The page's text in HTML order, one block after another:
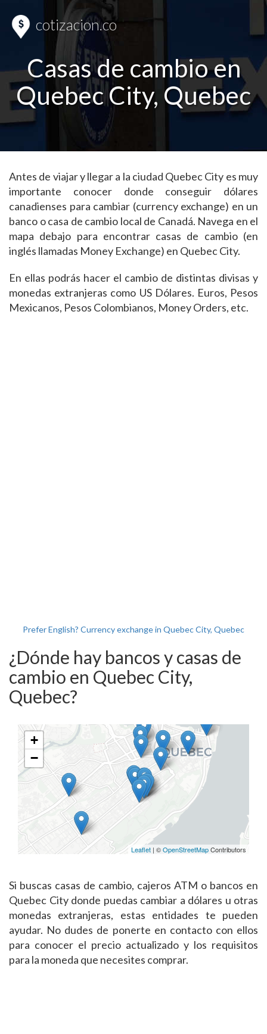
cotizacion.co
Casas de cambio en
Quebec City, Quebec
Antes de viajar y llegar a la ciudad Quebec City es muy
importante conocer donde conseguir dólares
canadienses para cambiar (currency exchange) en un
banco o casa de cambio local de Canadá. Navega en el
mapa debajo para encontrar casas de cambio (en
inglés llamadas Money Exchange) en Quebec City.
En ellas podrás hacer el cambio de distintas divisas y
monedas extranjeras como US Dólares. Euros, Pesos
Mexicanos, Pesos Colombianos, Money Orders, etc.
Prefer English? Currency exchange in Quebec City, Quebec
¿Dónde hay bancos y casas de
cambio en Quebec City,
Quebec?
+
−
Leaflet | ©OpenStreetMapContributors
Si buscas casas de cambio, cajeros ATM o bancos en
Quebec City donde puedas cambiar a dólares u otras
monedas extranjeras, estas entidades te pueden
ayudar. No dudes de ponerte en contacto con ellos
para conocer el precio actualizado y los requisitos
para la moneda que necesites comprar.